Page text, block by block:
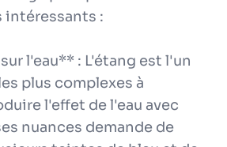
intéressants :
l'eau** : L'étang est l'un
plus complexes à
l'effet de l'eau avec
nuances demande de